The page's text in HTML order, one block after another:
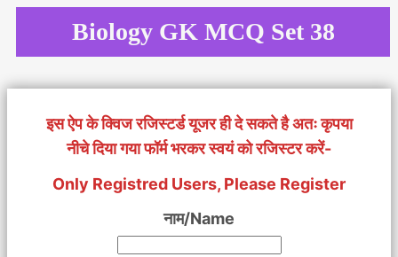
Biology GK MCQ Set 38
इस ऐप के क्विज रजिस्टर्ड यूजर ही दे सकते है अतः कृपया
नीचे दिया गया फॉर्म भरकर स्वयं को रजिस्टर करें-
Only Registred Users, Please Register
नाम/Name